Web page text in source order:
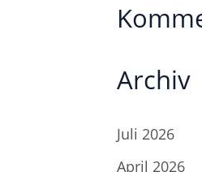
Archiv
Juli 2026
April 2026